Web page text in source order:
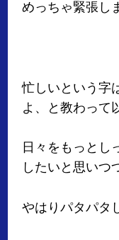
めっちゃ緊張し
忙しいという字
よ、と教わって
日々をもっとし
したいと思いつ
やはりパタパタ